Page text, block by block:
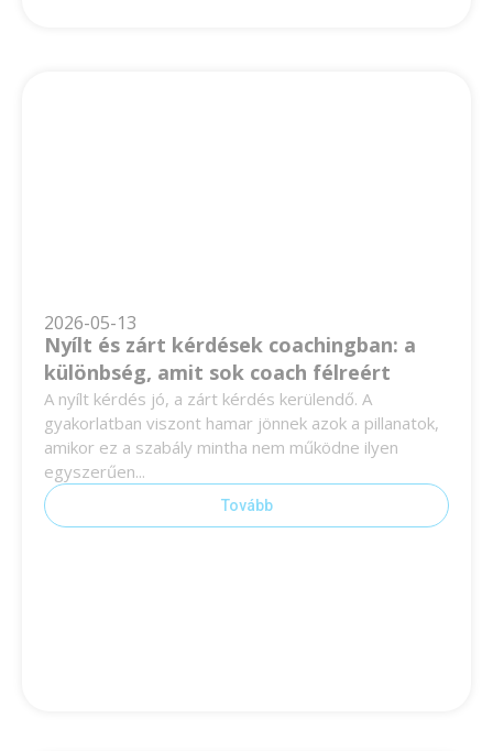
2026-05-13
Nyílt és zárt kérdések coachingban: a
különbség, amit sok coach félreért
A nyílt kérdés jó, a zárt kérdés kerülendő. A
gyakorlatban viszont hamar jönnek azok a pillanatok,
amikor ez a szabály mintha nem működne ilyen
egyszerűen...
Tovább